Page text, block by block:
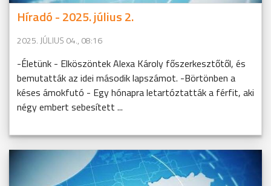
Híradó - 2025. július 2.
2025. JÚLIUS 04., 08:16
-Életünk - Elköszöntek Alexa Károly főszerkesztőtől, és
bemutatták az idei második lapszámot. -Börtönben a
késes ámokfutó - Egy hónapra letartóztatták a férfit, aki
négy embert sebesített ...